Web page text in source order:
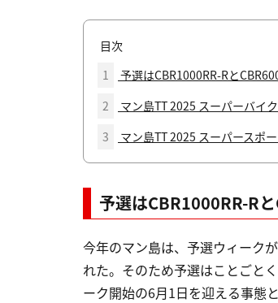
目次
1
予選はCBR1000RR-Rと
2
マン島TT 2025 スーパーバイ
3
マン島TT 2025 スーパースポ
予選はCBR1000RR-R
今年のマン島は、予選ウィーク
れた。そのため予選はことごと
ーク開始の6月1日を迎える事態と